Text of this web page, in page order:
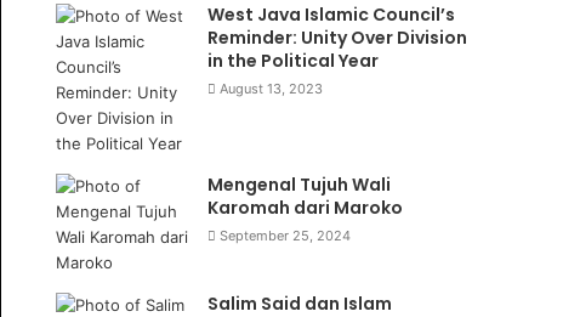
West Java Islamic Council’s
Reminder: Unity Over Division
in the Political Year
August 13, 2023
Mengenal Tujuh Wali
Karomah dari Maroko
September 25, 2024
Salim Said dan Islam